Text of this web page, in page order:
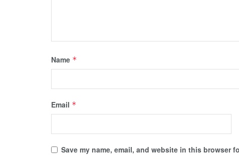
Name *
Email *
Save my name, email, and website in this browser